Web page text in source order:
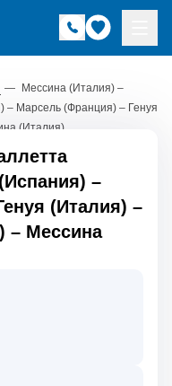
— Мессина (Италия) –
– Марсель (Франция) – Генуя
(Италия)
–
(Италия) –
– Мессина